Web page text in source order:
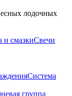
лодочных
и смазкиСвечи
Система
группа